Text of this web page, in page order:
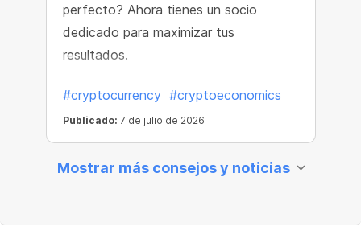
perfecto? Ahora tienes un socio
dedicado para maximizar tus
resultados.
#cryptocurrency #cryptoeconomics
Publicado: 7 de julio de 2026
Mostrar más consejos y noticias